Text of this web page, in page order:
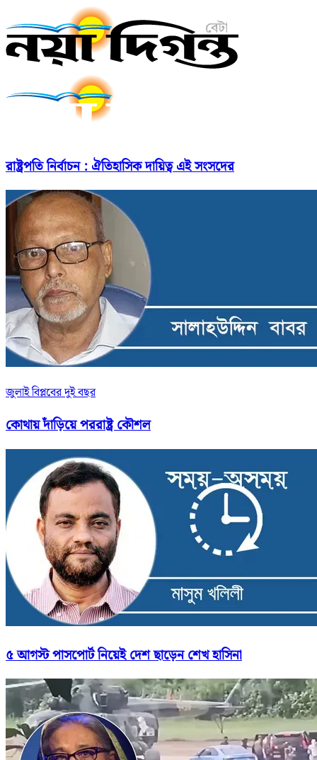
রাষ্ট্রপতি নির্বাচন : ঐতিহাসিক দায়িত্ব এই সংসদের
জুলাই বিপ্লবের দুই বছর
কোথায় দাঁড়িয়ে পররাষ্ট্র কৌশল
৫ আগস্ট পাসপোর্ট নিয়েই দেশ ছাড়েন শেখ হাসিনা